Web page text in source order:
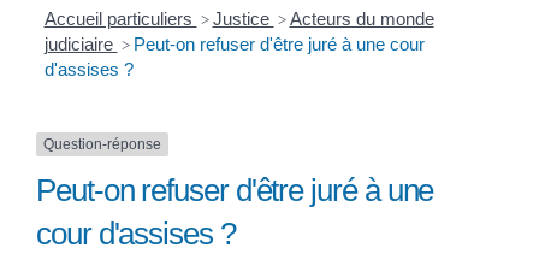
Accueil particuliers > Justice > Acteurs du monde
judiciaire > Peut-on refuser d'être juré à une cour
d'assises ?
Question-réponse
Peut-on refuser d'être juré à une
cour d'assises ?